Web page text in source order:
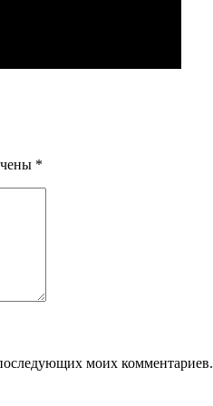
*
моих комментариев.